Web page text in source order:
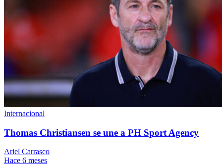
Internacional
Thomas Christiansen se une a PH Sport Agency
Ariel Carrasco
Hace 6 meses